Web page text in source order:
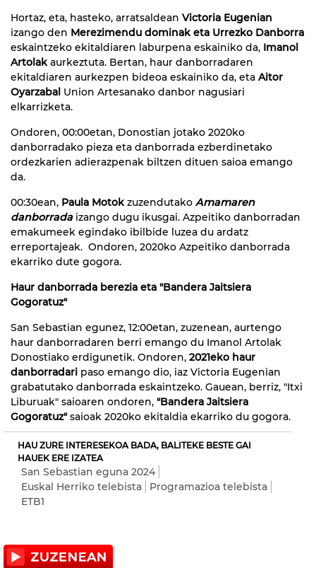
Hortaz, eta, hasteko, arratsaldean Victoria Eugenian
izango den Merezimendu dominak eta Urrezko Danborra
eskaintzeko ekitaldiaren laburpena eskainiko da, Imanol
Artolakaurkeztuta. Bertan, haur danborradaren
ekitaldiaren aurkezpen bideoa eskainiko da, eta Aitor
Oyarzabal Union Artesanako danbor nagusiari
elkarrizketa.
Ondoren, 00:00etan, Donostian jotako 2020ko
danborradako pieza eta danborrada ezberdinetako
ordezkarien adierazpenak biltzen dituen saioa emango
da.
00:30ean, Paula Motokzuzendutako Amamaren
danborradaizango dugu ikusgai. Azpeitiko danborradan
emakumeek egindako ibilbide luzea du ardatz
erreportajeak. Ondoren, 2020ko Azpeitiko danborrada
ekarriko dute gogora.
Haur danborrada berezia eta "Bandera Jaitsiera
Gogoratuz"
San Sebastian egunez, 12:00etan, zuzenean, aurtengo
haur danborradaren berri emango du Imanol Artolak
Donostiako erdigunetik. Ondoren, 2021eko haur
danborradari paso emango dio, iaz Victoria Eugenian
grabatutako danborrada eskaintzeko. Gauean, berriz, "Itxi
Liburuak" saioaren ondoren, "Bandera Jaitsiera
Gogoratuz"saioak 2020ko ekitaldia ekarriko du gogora.
HAU ZURE INTERESEKOA BADA, BALITEKE BESTE GAI
HAUEK ERE IZATEA
San Sebastian eguna 2024
Euskal Herriko telebista
Programazioa telebista
ETB1